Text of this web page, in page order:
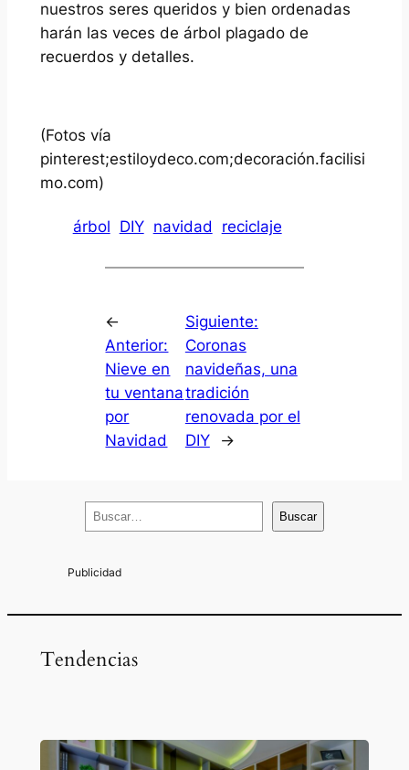
nuestros seres queridos y bien ordenadas
harán las veces de árbol plagado de
recuerdos y detalles.
(Fotos vía
pinterest;estiloydeco.com;decoración.facilisi
mo.com)
árbol DIY navidad reciclaje
←
Anterior:
Nieve en
tu ventana
por
Navidad
Siguiente:
Coronas
navideñas, una
tradición
renovada por el
DIY
→
u
Buscar
Tendencias